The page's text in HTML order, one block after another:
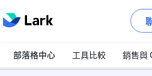
部落格中心 工具比較 銷售與